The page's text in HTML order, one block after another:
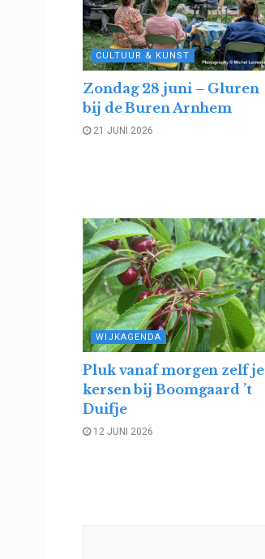
CULTUUR & KUNST
Zondag 28 juni – Gluren
bij de Buren Arnhem
21 JUNI 2026
WIJKAGENDA
Pluk vanaf morgen zelf je
kersen bij Boomgaard ’t
Duifje
12 JUNI 2026